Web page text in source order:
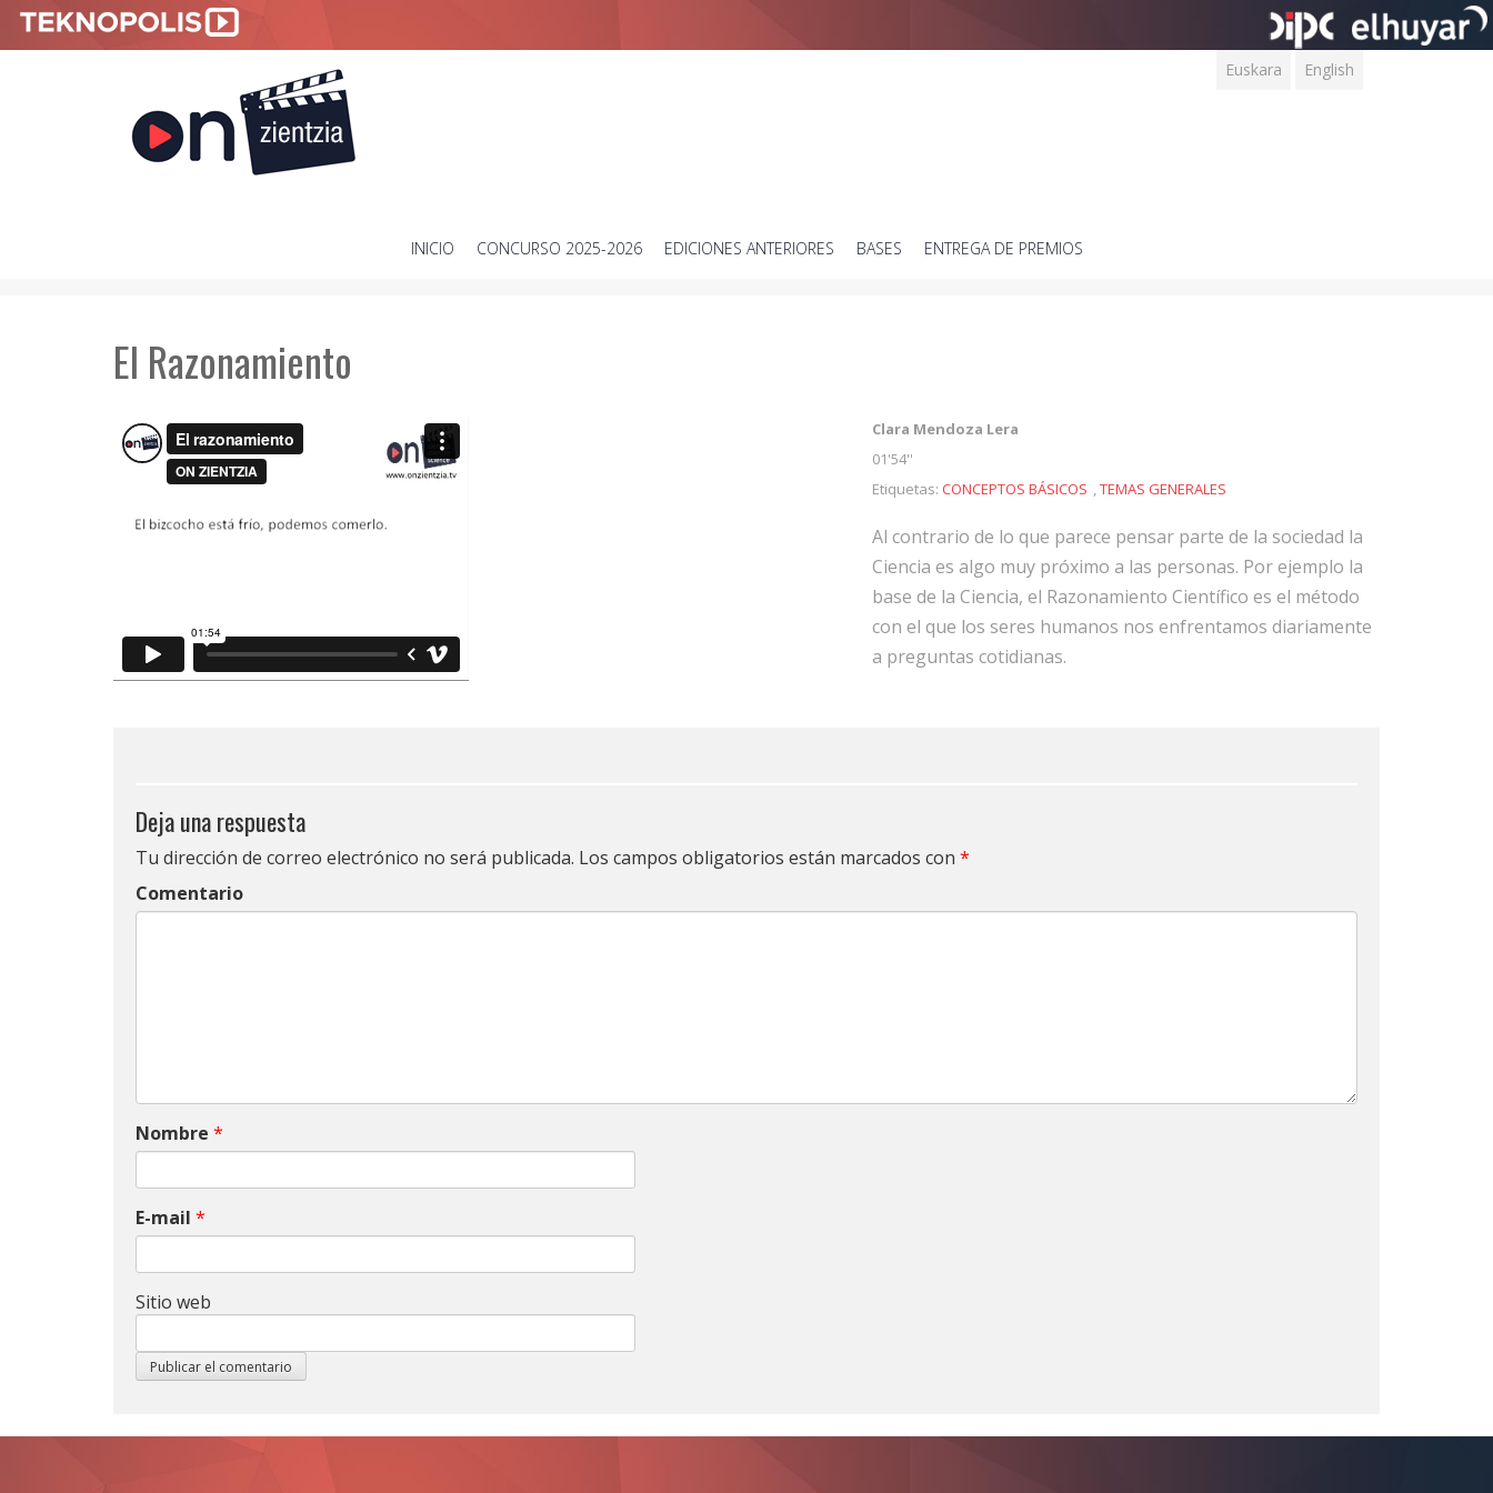
Euskara English
SKIP
INICIO CONCURSO 2025-2026 EDICIONES ANTERIORES BASES ENTREGA DE PREMIOS
El Razonamiento
Clara Mendoza Lera
01'54''
Etiquetas: CONCEPTOS BÁSICOS ,TEMAS GENERALES
Al contrario de lo que parece pensar parte de la sociedad la
Ciencia es algo muy próximo a las personas. Por ejemplo la
base de la Ciencia, el Razonamiento Científico es el método
con el que los seres humanos nos enfrentamos diariamente
a preguntas cotidianas.
Deja una respuesta
Tu dirección de correo electrónico no será publicada. Los campos obligatorios están marcados con *
Comentario
Nombre *
E-mail *
Sitio web